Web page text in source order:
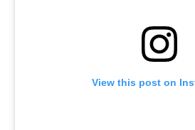
View this post on